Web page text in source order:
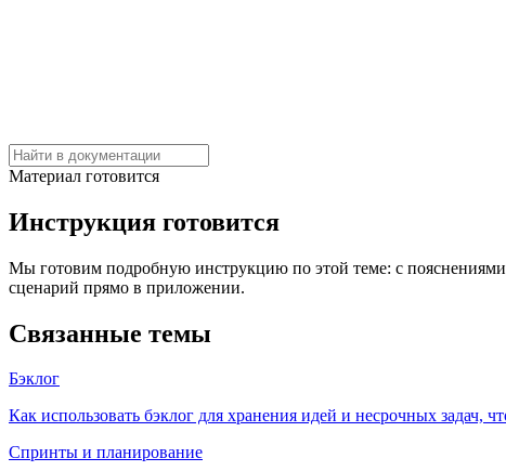
Материал готовится
Инструкция готовится
Мы готовим подробную инструкцию по этой теме: с
сценарий прямо в приложении.
Связанные темы
Бэклог
Как использовать бэклог для хранения идей и несрочных задач,
Спринты и планирование